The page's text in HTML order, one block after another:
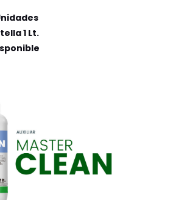
1 Lt.